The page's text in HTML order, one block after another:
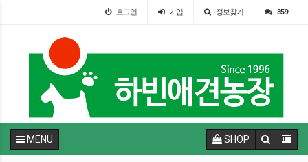
로그인 가입 정보찾기 359
MENU SHOP